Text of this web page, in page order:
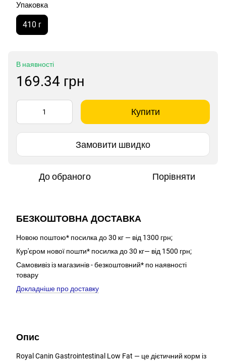
Упаковка
410 г
В наявності
169.34 грн
Купити
Замовити швидко
До обраного Порівняти
БЕЗКОШТОВНА ДОСТАВКА
Новою поштою* посилка до 30 кг — від 1300 грн;
Кур'єром нової пошти* посилка до 30 кг— від 1500 грн;
Самовивіз із магазинів - безкоштовний* по наявності
товару
Докладніше про доставку
Опис
Royal Canin Gastrointestinal Low Fat — це дієтичний корм із